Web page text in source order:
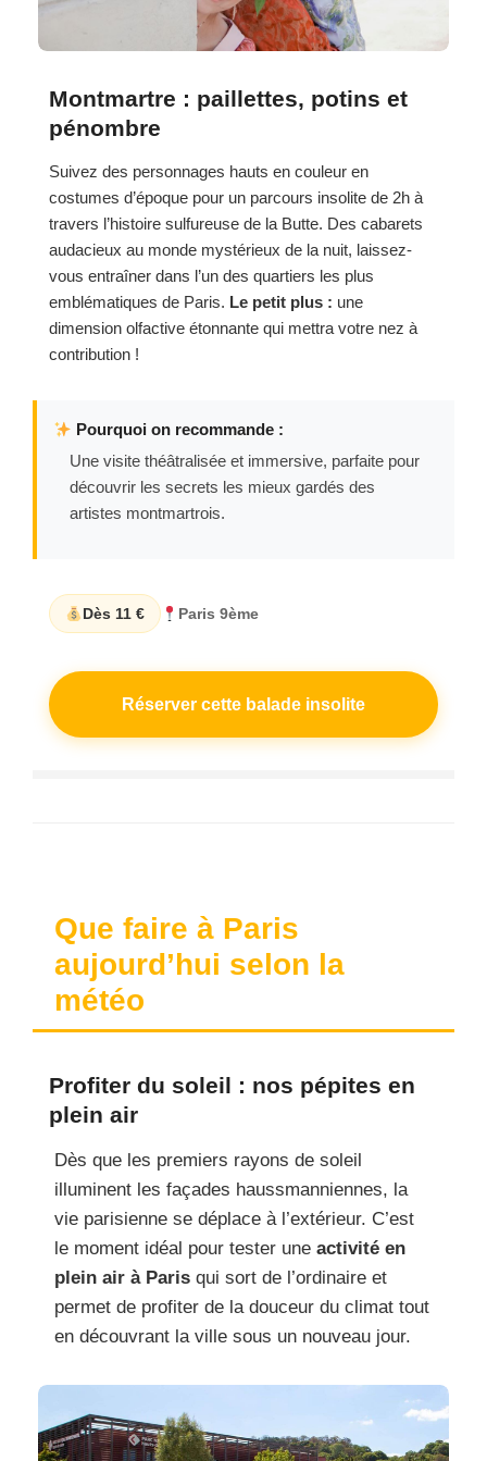
Montmartre : paillettes, potins et
pénombre
Suivez des personnages hauts en couleur en
costumes d’époque pour un parcours insolite de 2h à
travers l’histoire sulfureuse de la Butte. Des cabarets
audacieux au monde mystérieux de la nuit, laissez-
vous entraîner dans l’un des quartiers les plus
emblématiques de Paris. Le petit plus : une
dimension olfactive étonnante qui mettra votre nez à
contribution !
Pourquoi on recommande :
Une visite théâtralisée et immersive, parfaite pour
découvrir les secrets les mieux gardés des
artistes montmartrois.
Dès 11 € Paris 9ème
Réserver cette balade insolite
Que faire à Paris
aujourd’hui selon la
météo
Profiter du soleil : nos pépites en
plein air
Dès que les premiers rayons de soleil
illuminent les façades haussmanniennes, la
vie parisienne se déplace à l’extérieur. C’est
le moment idéal pour tester une activité en
plein air à Paris qui sort de l’ordinaire et
permet de profiter de la douceur du climat tout
en découvrant la ville sous un nouveau jour.